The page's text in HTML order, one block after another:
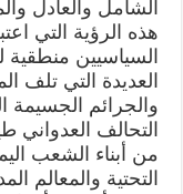
الشامل والعادل
هذه الرؤية التي
السياسيين منطقية
العديدة التي تلف
والجرائم الجسيمة
التحالف العدواني
من أبناء الشعب
التحتية والمعالم